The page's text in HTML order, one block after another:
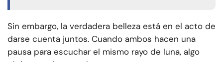
Sin embargo, la verdadera belleza está en el acto de
darse cuenta juntos. Cuando ambos hacen una
pausa para escuchar el mismo rayo de luna, algo